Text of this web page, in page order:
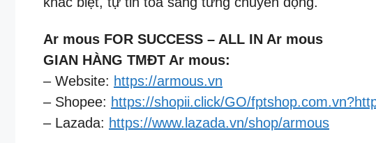
Ar mous FOR SUCCESS – ALL IN Ar mous
GIAN HÀNG TMĐT Ar mous:
– Website: https://armous.vn
– Shopee: https://shopii.click/GO/
– Lazada: https://www.lazada.vn/shop/armous